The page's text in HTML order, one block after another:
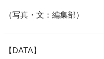
（写真・文：編集部）
【DATA】